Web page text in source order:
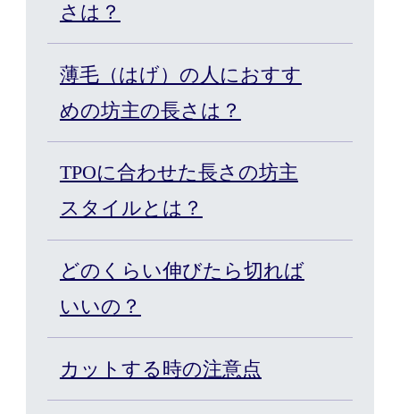
ウィッグ・サービス
エクステ・サービス
髪の悩みから探す
無料相談・お試し体験
料金プラン
さは？
薄毛（はげ）の人におすす
めの坊主の長さは？
TPOに合わせた長さの坊主
スタイルとは？
どのくらい伸びたら切れば
いいの？
カットする時の注意点